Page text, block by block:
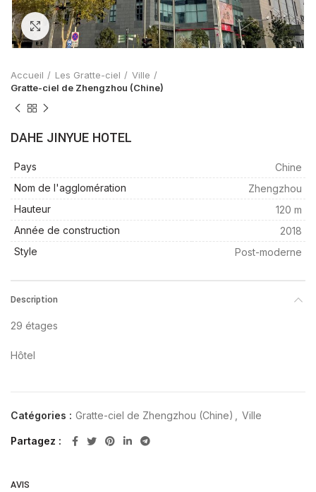
Zoom
Accueil Les Gratte-ciel
Ville
Gratte-ciel de Zhengzhou (Chine)
DAHE JINYUE HOTEL
Pays
Chine
Nom de l'agglomération
Zhengzhou
Hauteur
120 m
Année de construction
2018
Style
Post-moderne
Description
29 étages
Hôtel
Catégories : Gratte-ciel de Zhengzhou (Chine) Ville
Partagez
AVIS